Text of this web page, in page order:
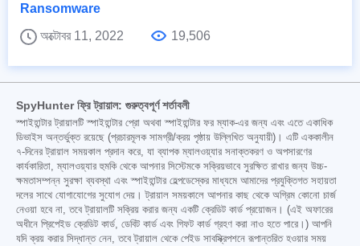
Ransomware
অক্টোবর 11, 2022
19,506
SpyHunter ফ্রি ট্রায়াল: গুরুত্বপূর্ণ শর্তাবলী
স্পাইহান্টার ট্রায়ালটি স্পাইহান্টার প্রো অথবা স্পাইহান্টার ফর ম্যাক-এর জন্য এবং এতে একাধিক
ডিভাইস অন্তর্ভুক্ত রয়েছে (প্রচারমূলক সামগ্রী/ক্রয় পৃষ্ঠায় উল্লিখিত অনুযায়ী)। এটি এককালীন
৭-দিনের ট্রায়াল সময়কাল প্রদান করে, যা ব্যাপক ম্যালওয়্যার সনাক্তকরণ ও অপসারণের
কার্যকারিতা, ম্যালওয়্যার হুমকি থেকে আপনার সিস্টেমকে সক্রিয়ভাবে সুরক্ষিত রাখার জন্য উচ্চ-
ক্ষমতাসম্পন্ন সুরক্ষা ব্যবস্থা এবং স্পাইহান্টার হেল্পডেস্কের মাধ্যমে আমাদের প্রযুক্তিগত সহায়তা
দলের সাথে যোগাযোগের সুযোগ দেয়। ট্রায়াল সময়কালে আপনার কাছ থেকে অগ্রিম কোনো চার্জ
নেওয়া হবে না, তবে ট্রায়ালটি সক্রিয় করার জন্য একটি ক্রেডিট কার্ড প্রয়োজন। (এই অফারের
অধীনে প্রিপেইড ক্রেডিট কার্ড, ডেবিট কার্ড এবং গিফট কার্ড গ্রহণ করা নাও হতে পারে।) আপনি
যদি ক্রয় করার সিদ্ধান্ত নেন, তবে ট্রায়াল থেকে পেইড সাবস্ক্রিপশনে রূপান্তরিত হওয়ার সময়